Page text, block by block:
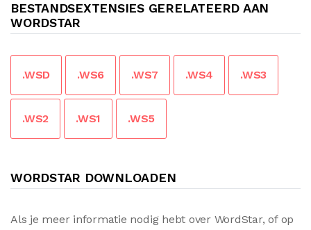
BESTANDSEXTENSIES GERELATEERD AAN
WORDSTAR
.WSD .WS6 .WS7 .WS4 .WS3
.WS2 .WS1 .WS5
WORDSTAR DOWNLOADEN
Als je meer informatie nodig hebt over WordStar, of op